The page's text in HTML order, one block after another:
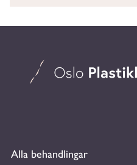
Alla behandlingar